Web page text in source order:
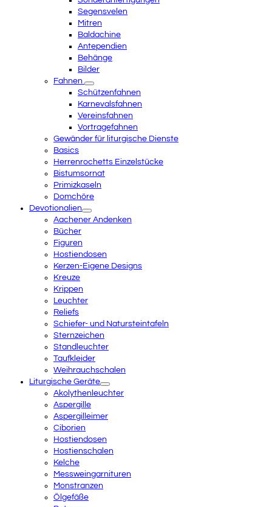
Segensvelen
Mitren
Baldachine
Antependien
Behänge
Bilder
Fahnen
Schützenfahnen
Karnevalsfahnen
Vereinsfahnen
Vortragefahnen
Gewänder für liturgische Dienste
Basics
Herrenrochetts Einzelstücke
Bistumsornat
Primizkaseln
Domchöre
Devotionalien
Aachener Andenken
Bücher
Figuren
Hostiendosen
Kerzen-Eigene Designs
Kreuze
Krippen
Leuchter
Reliefs
Schiefer- und Natursteintafeln
Sternzeichen
Standleuchter
Taufkleider
Weihrauchschalen
Liturgische Geräte
Akolythenleuchter
Aspergille
Aspergilleimer
Ciborien
Hostiendosen
Hostienschalen
Kelche
Messweingarnituren
Monstranzen
Ölgefäße